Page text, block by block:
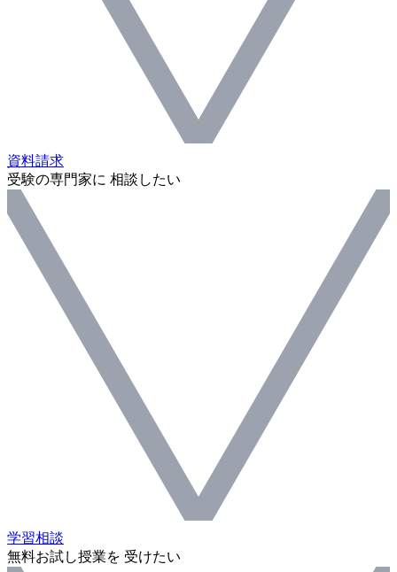
資料請求
受験の専門家に 相談したい
学習相談
無料お試し授業を 受けたい